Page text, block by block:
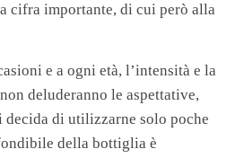
cifra importante, di cui però alla
e a ogni età, l’intensità e la
deluderanno le aspettative,
decida di utilizzarne solo poche
della bottiglia è